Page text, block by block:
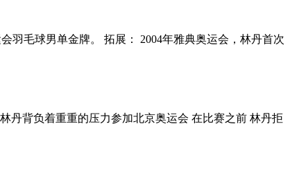
羽毛球男单金牌。 拓展： 2004年雅典奥运会，林丹首次
丹背负着重重的压力参加北京奥运会 在比赛之前 林丹拒